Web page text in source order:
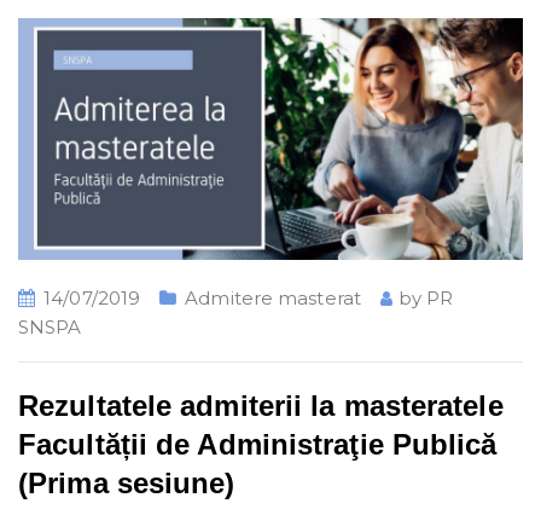
14/07/2019 Admitere masterat by PR
SNSPA
Rezultatele admiterii la masteratele
Facultății de Administraţie Publică
(Prima sesiune)